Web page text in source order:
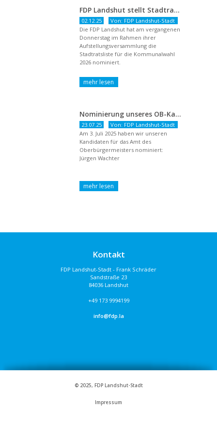
FDP Landshut stellt Stadtratsliste für 2026 auf – OB-Kandidat Jürgen Wachter betont Gestaltungsanspruch und liberale Zukunftsvision
02.12.25
Von: FDP Landshut-Stadt
Die FDP Landshut hat am vergangenen
Donnerstag im Rahmen ihrer
Aufstellungsversammlung die
Stadtratsliste für die Kommunalwahl
2026 nominiert.
Nominierung unseres OB-Kandidaten
23.07.25
Von: FDP Landshut-Stadt
Am 3. Juli 2025 haben wir unseren
Kandidaten für das Amt des
Oberbürgermeisters nominiert:
Jürgen Wachter
Kontakt
FDP Landshut-Stadt - Frank Schräder
Sandstraße 23
84036 Landshut
+49 173 9994199
info@fdp.la
© 2025, FDP Landshut-Stadt
Impressum